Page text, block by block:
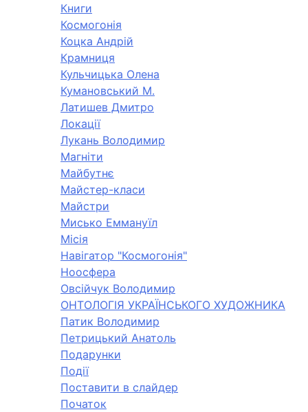
Книги
Космогонія
Коцка Андрій
Крамниця
Кульчицька Олена
Кумановський М.
Латишев Дмитро
Локації
Лукань Володимир
Магніти
Майбутнє
Майстер-класи
Майстри
Мисько Еммануїл
Місія
Навігатор "Космогонія"
Ноосфера
Овсійчук Володимир
ОНТОЛОГІЯ УКРАЇНСЬКОГО ХУДОЖНИКА
Патик Володимир
Петрицький Анатоль
Подарунки
Події
Поставити в слайдер
Початок